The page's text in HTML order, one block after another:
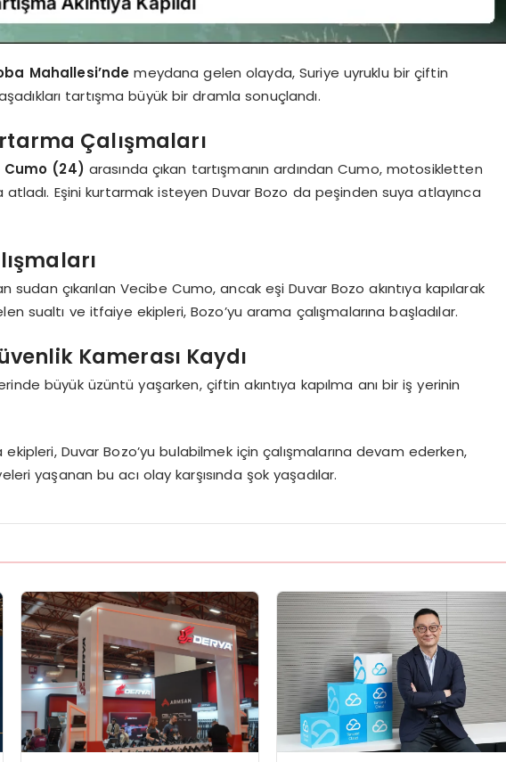
Mahallesi’nde meydana gelen olayda, Suriye uyruklu bir çiftin
tartışma büyük bir dramla sonuçlandı.
Çalışmaları
Cumo (24) arasında çıkan tartışmanın ardından Cumo, motosikletten
atladı. Eşini kurtarmak isteyen Duvar Bozo da peşinden suya atlayınca
çıkarılan Vecibe Cumo, ancak eşi Duvar Bozo akıntıya kapılarak
sualtı ve itfaiye ekipleri, Bozo’yu arama çalışmalarına başladılar.
Kamerası Kaydı
büyük üzüntü yaşarken, çiftin akıntıya kapılma anı bir iş yerinin
Duvar Bozo’yu bulabilmek için çalışmalarına devam ederken,
yaşanan bu acı olay karşısında şok yaşadılar.